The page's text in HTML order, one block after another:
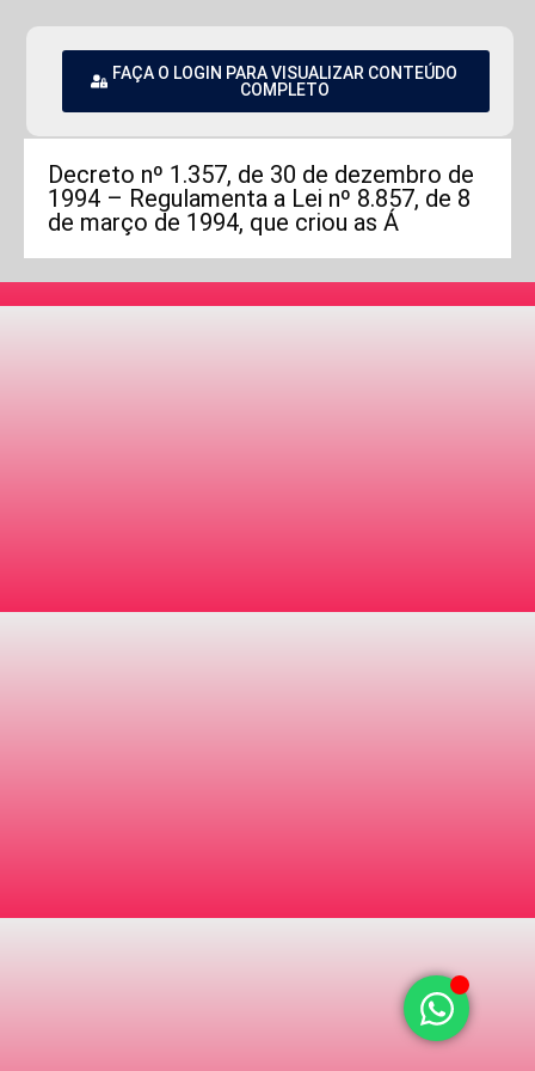
FAÇA O LOGIN PARA VISUALIZAR CONTEÚDO
COMPLETO
Decreto nº 1.357, de 30 de dezembro de
1994 – Regulamenta a Lei nº 8.857, de 8
de março de 1994, que criou as Á